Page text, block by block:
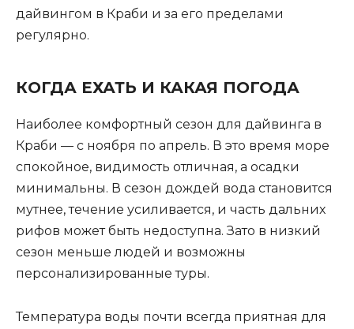
дайвингом в Краби и за его пределами
регулярно.
КОГДА ЕХАТЬ И КАКАЯ ПОГОДА
Наиболее комфортный сезон для дайвинга в
Краби — с ноября по апрель. В это время море
спокойное, видимость отличная, а осадки
минимальны. В сезон дождей вода становится
мутнее, течение усиливается, и часть дальних
рифов может быть недоступна. Зато в низкий
сезон меньше людей и возможны
персонализированные туры.
Температура воды почти всегда приятная для